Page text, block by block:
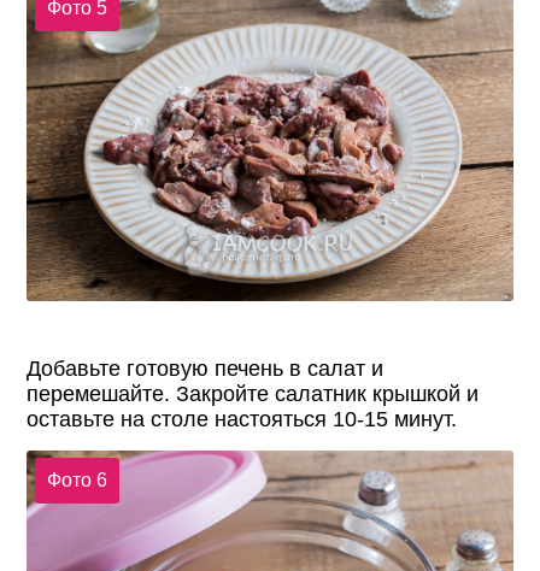
Фото 5
Добавьте готовую печень в салат и
перемешайте. Закройте салатник крышкой и
оставьте на столе настояться 10-15 минут.
Фото 6